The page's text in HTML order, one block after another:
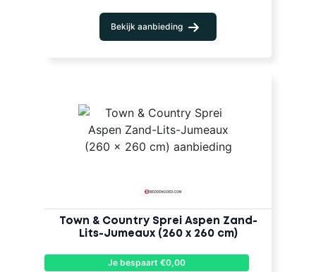
Bekijk aanbieding
Town & Country Sprei Aspen Zand-
Lits-Jumeaux (260 x 260 cm)
Je bespaart €0,00